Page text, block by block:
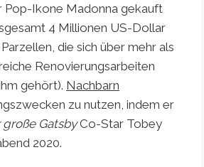
Pop-Ikone Madonna gekauft
4 Millionen US-Dollar
die sich über mehr als
Renovierungsarbeiten
gehört). Nachbarn
zu nutzen, indem er
große GatsbyCo-Star Tobey
2020.